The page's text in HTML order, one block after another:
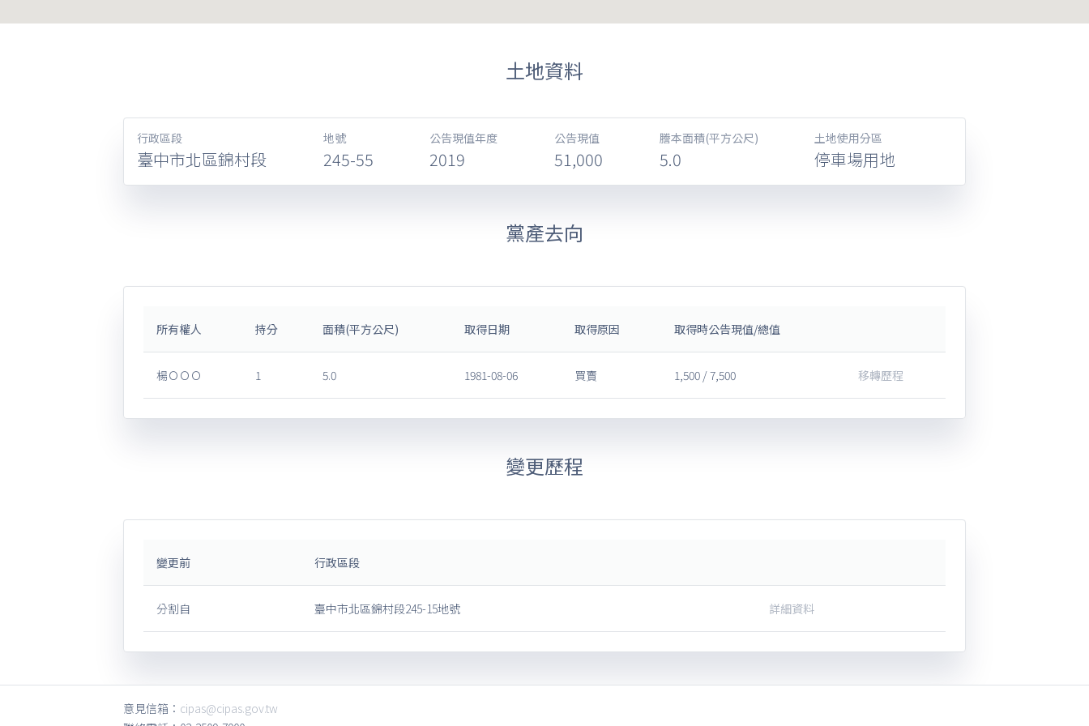
土地資料
行政區段
臺中市北區錦村段
地號
245-55
公告現值年度
2019
公告現值
51,000
謄本面積(平方公尺)
5.0
土地使用分區
停車場用地
黨產去向
所有權人 持分 面積(平方公尺) 取得日期 取得原因 取得時公告現值/總值
楊ＯＯＯ 1 5.0 1981-08-06 買賣 1,500 / 7,500 移轉歷程
變更歷程
變更前 行政區段
分割自 臺中市北區錦村段245-15地號 詳細資料
意見信箱： cipas@cipas.gov.tw